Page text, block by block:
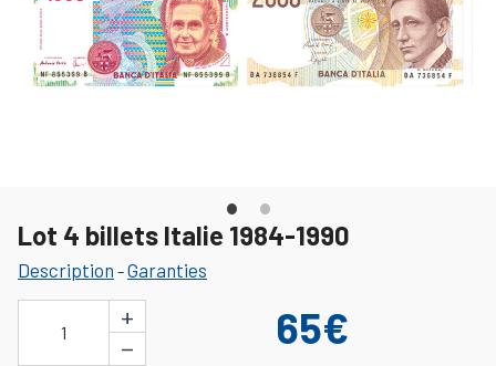
Lot 4 billets Italie 1984-1990
Description -Garanties
1
+
−
65€